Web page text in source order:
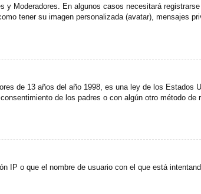
y Moderadores. En algunos casos necesitará
tener su imagen personalizada (avatar), mensajes
de 13 años del año 1998, es una ley de los
de los padres o con algún otro método
IP o que el nombre de usuario con el que está